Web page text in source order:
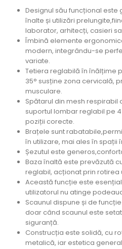
Designul său funcțional este
înalte și utilizări
laborator, arhitecți, casieri
Îmbină elemente
modern, integrându-se
variate.
Tetiera reglabilă în înălțime
35° susține zona cervicală,
musculare.
Spătarul din mesh
suportul lombar reglabil pe
poziții corecte.
Brațele sunt
în utilizare, mai ales în spații
Șezutul este
Baza înaltă este prevăzută
reglabil, acționat prin rotirea
Această funcție este
utilizatorul nu atinge
Scaunul dispune și de
doar când scaunul este
siguranță.
Construcția este solidă, cu
metalică, iar estetica